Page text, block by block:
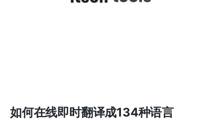
如何在线即时翻译成134种语言